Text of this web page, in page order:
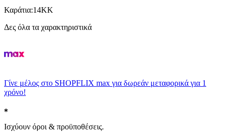
Καράτια:14KK
Δες όλα τα χαρακτηριστικά
Γίνε μέλος στο SHOPFLIX max για δωρεάν μεταφορικά για 1
χρόνο!
Ισχύουν όροι & προϋποθέσεις.